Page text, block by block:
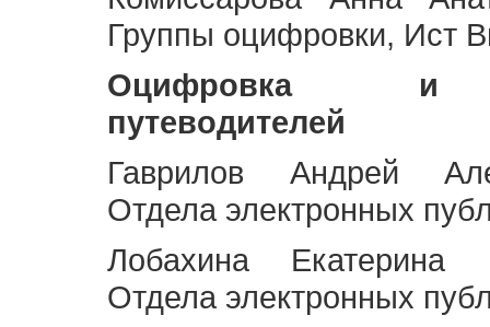
Группы оцифровки, Ист
Оцифровка и
путеводителей
Гаврилов Андрей
Отдела электронных
Лобахина Екатерина
Отдела электронных